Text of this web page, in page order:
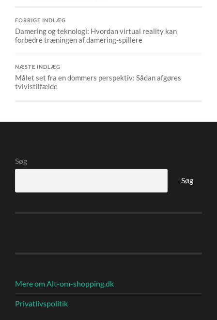
FORRIGE INDLÆG
Damering og teknologi: Hvordan virtual reality kan
forbedre træningen af damering-spillere
NÆSTE INDLÆG
Målet set fra en dommers perspektiv: Sådan afgøres
tvivlstilfælde
Søg
Søg
Mere om Alt-om-shopping.dk
Privatlivspolitik